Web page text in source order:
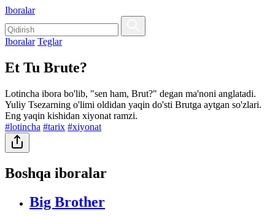
Iboralar
Iboralar Teglar
Et Tu Brute?
Lotincha ibora bo'lib, "sen ham, Brut?" degan ma'noni anglatadi.
Yuliy Tsezarning o'limi oldidan yaqin do'sti Brutga aytgan so'zlari.
Eng yaqin kishidan xiyonat ramzi.
#lotincha #tarix #xiyonat
Boshqa iboralar
Big Brother